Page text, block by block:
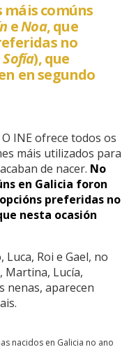
máis comúns
eNoa, que
no
Sofía), que
en segundo
INE ofrece todos os
máis utilizados para
de nacer. No
en Galicia foron
preferidas no
nesta ocasión
Roi e Gael, no
Martina, Lucía,
nenas, aparecen